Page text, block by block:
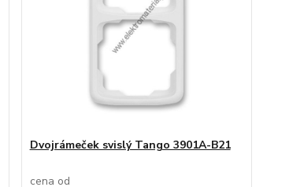
Dvojrámeček svislý Tango 3901A-B21
cena od